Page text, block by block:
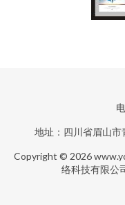
地址：四川省眉山市
Copyright © 2026
络科技有限公